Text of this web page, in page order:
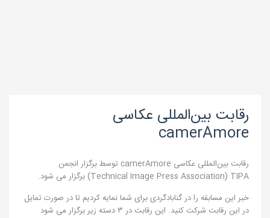
رقابت بین‌المللی عکاسی
camerAmore
رقابت بین‌المللی عکاسی camerAmore توسط برگزار انجمن
Technical Image Press Association) TIPA) برگزار می شود.
خبر این مسابقه را در گنابادگردی برای شما نمایه کردیم تا در صورت تمایل
در این رقابت شرکت کنید. این رقابت در ۳ دسته زیر برگزار می شود